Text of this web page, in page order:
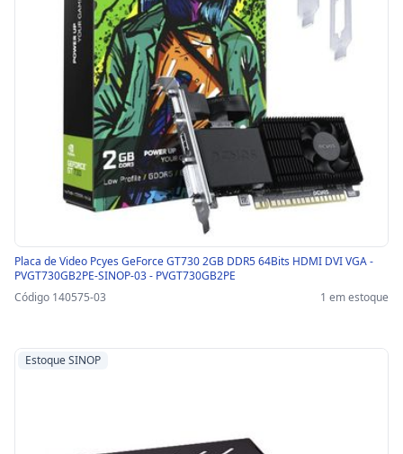
Placa de Video Pcyes GeForce GT730 2GB DDR5 64Bits HDMI DVI VGA -
PVGT730GB2PE-SINOP-03 - PVGT730GB2PE
Código 140575-03
1 em estoque
Estoque SINOP